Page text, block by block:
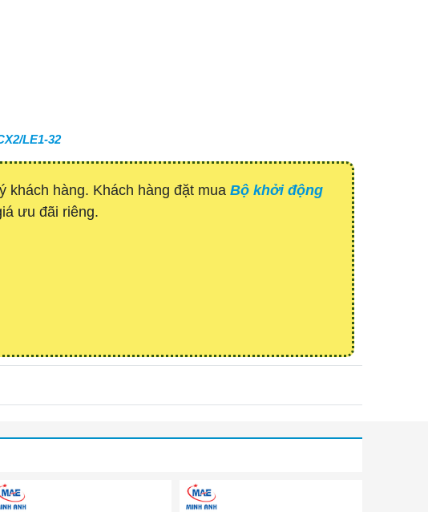
LE1-32
khách hàng. Khách hàng đặt mua Bộ khởi động
ưu đãi riêng.